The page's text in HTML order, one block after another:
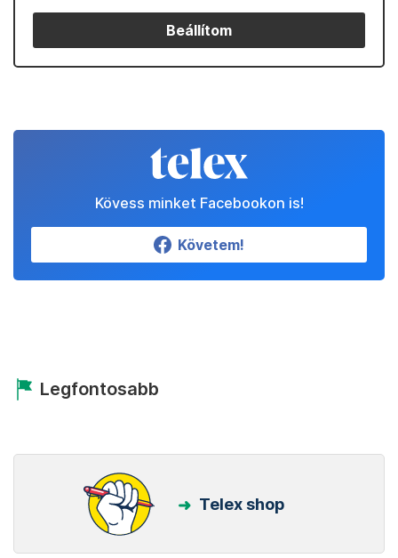
Beállítom
Kövess minket Facebookon is!
Követem!
Legfontosabb
Telex shop